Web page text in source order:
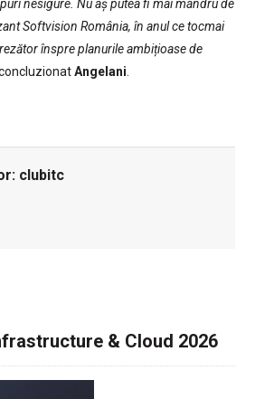
nesigure. Nu aș putea fi mai mândru de
Softvision România, în anul ce tocmai
înspre planurile ambițioase de
Angelani
clubitc
& Cloud 2026